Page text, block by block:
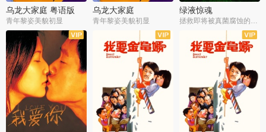
乌龙大家庭 粤语版
青年黎姿美貌初显
乌龙大家庭
青年黎姿美貌初显
绿液惊魂
拯救即将被真菌腐蚀的世界